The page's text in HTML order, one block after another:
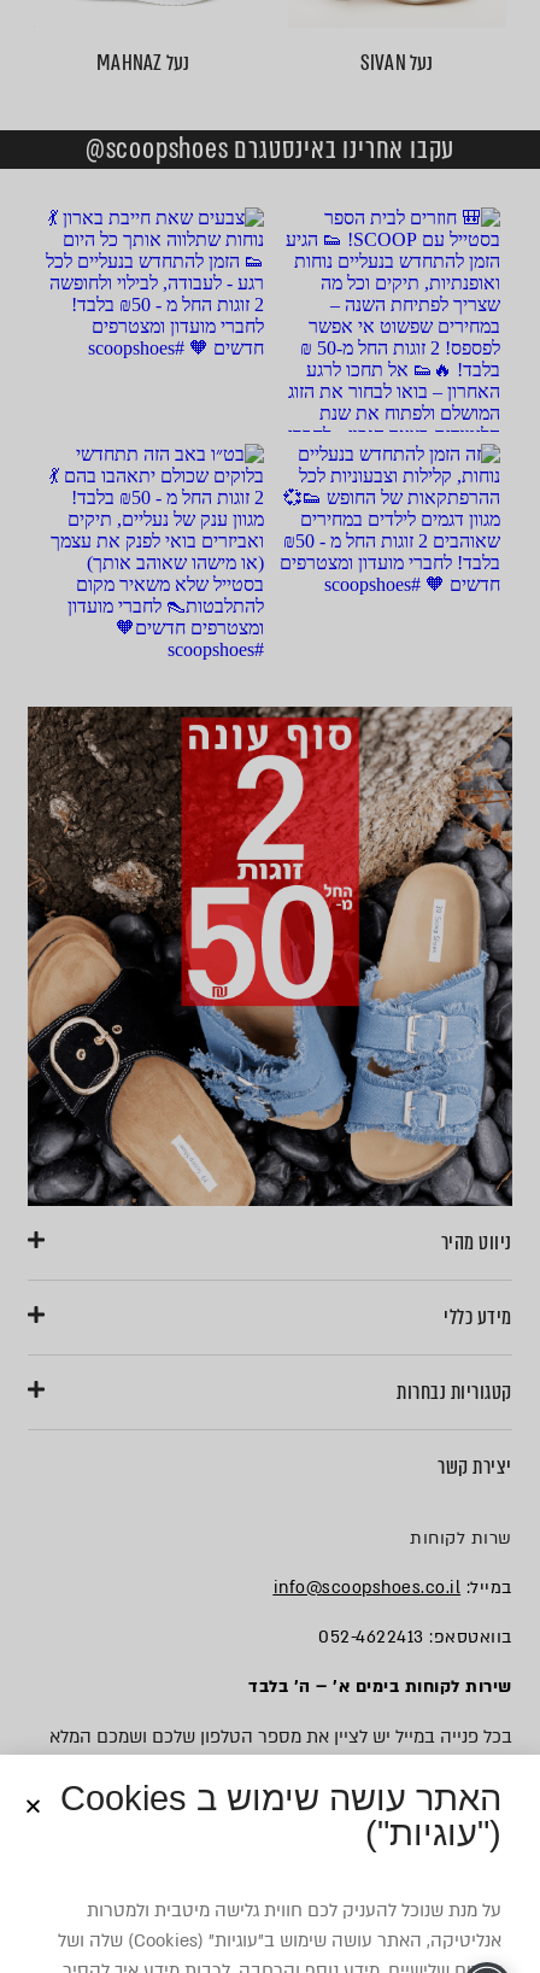
נעל SIVAN נעל MAHNAZ
עקבו אחרינו באינסטגרם scoopshoes@
ניווט מהיר
מידע כללי
קטגוריות נבחרות
יצירת קשר
שרות לקוחות
במייל: info@scoopshoes.co.il
בוואטסאפ: 052-4622413
שירות לקוחות בימים א׳ – ה׳ בלבד
בכל פנייה במייל יש לציין את מספר הטלפון שלכם ושמכם המלא
האתר עושה שימוש ב Cookies
("עוגיות")
על מנת שנוכל להעניק לכם חווית גלישה מיטבית ולמטרות
אנליטיקה, האתר עושה שימוש ב”עוגיות” (Cookies) שלה ושל